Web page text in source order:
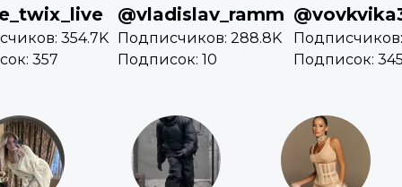
354.7K
357
@vladislav_ramm
Подписчиков: 288.8K
Подписок: 10
Подписок: